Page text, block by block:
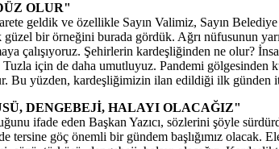
OLUR"
geldik ve özellikle Sayın Valimiz, Sayın
bir örneğini burada gördük. Ağrı nüfusunun
çalışıyoruz. Şehirlerin kardeşliğinden ne olur?
için de daha umutluyuz. Pandemi gölgesinden
Bu yüzden, kardeşliğimizin ilan edildiği ilk
DENGEBEJİ, HALAYI OLACAĞIZ"
ifade eden Başkan Yazıcı, sözlerini şöyle
göç önemli bir gündem başlığımız olacak.